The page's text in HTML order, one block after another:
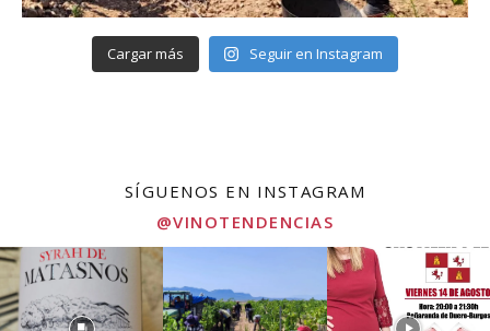
Cargar más Seguir en Instagram
SÍGUENOS EN INSTAGRAM
@VINOTENDENCIAS